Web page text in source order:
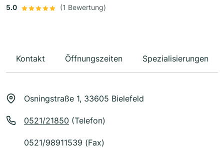
5.0
(1 Bewertung)
Kontakt Öffnungszeiten Spezialisierungen
Osningstraße 1, 33605 Bielefeld
0521/21850 (Telefon)
0521/98911539 (Fax)